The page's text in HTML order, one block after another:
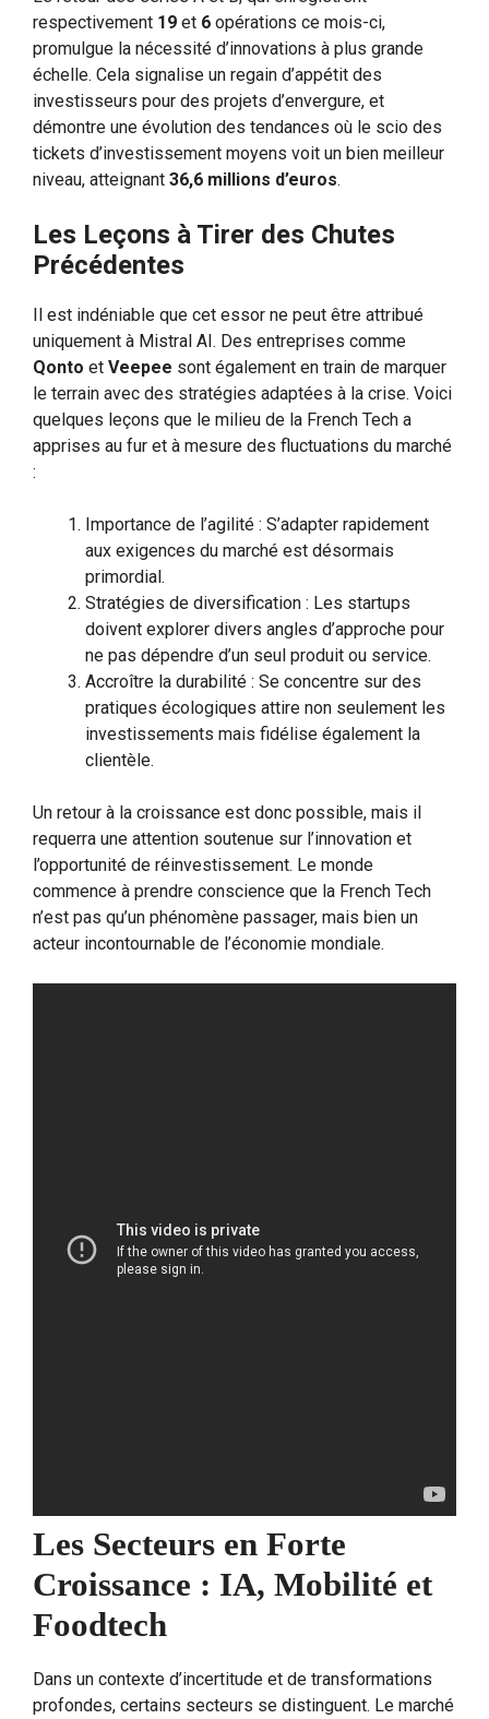
respectivement 19 et 6 opérations ce mois-ci,
promulgue la nécessité d’innovations à plus grande
échelle. Cela signalise un regain d’appétit des
investisseurs pour des projets d’envergure, et
démontre une évolution des tendances où le scio des
tickets d’investissement moyens voit un bien meilleur
niveau, atteignant 36,6 millions d’euros.
Les Leçons à Tirer des Chutes
Précédentes
Il est indéniable que cet essor ne peut être attribué
uniquement à Mistral AI. Des entreprises comme
Qonto et Veepee sont également en train de marquer
le terrain avec des stratégies adaptées à la crise. Voici
quelques leçons que le milieu de la French Tech a
apprises au fur et à mesure des fluctuations du marché
:
Importance de l’agilité : S’adapter rapidement
aux exigences du marché est désormais
primordial.
Stratégies de diversification : Les startups
doivent explorer divers angles d’approche pour
ne pas dépendre d’un seul produit ou service.
Accroître la durabilité : Se concentre sur des
pratiques écologiques attire non seulement les
investissements mais fidélise également la
clientèle.
Un retour à la croissance est donc possible, mais il
requerra une attention soutenue sur l’innovation et
l’opportunité de réinvestissement. Le monde
commence à prendre conscience que la French Tech
n’est pas qu’un phénomène passager, mais bien un
acteur incontournable de l’économie mondiale.
Les Secteurs en Forte
Croissance : IA, Mobilité et
Foodtech
Dans un contexte d’incertitude et de transformations
profondes, certains secteurs se distinguent. Le marché